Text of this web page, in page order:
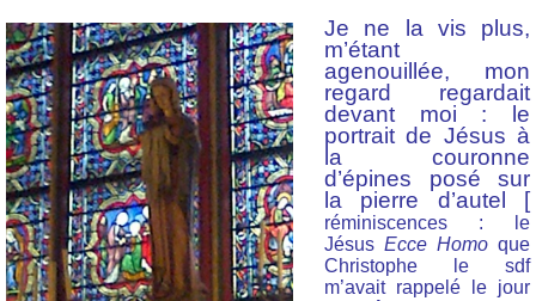
Je ne la vis plus,
m’étant
agenouillée, mon
regard regardait
devant moi : le
portrait de Jésus à
la couronne
d’épines posé sur
la pierre d’autel [
réminiscences : le
JésusEcce Homo que
Christophe le sdf
m’avait rappelé le jour